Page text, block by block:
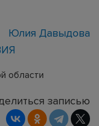
Юлия Давыдова
области
записью